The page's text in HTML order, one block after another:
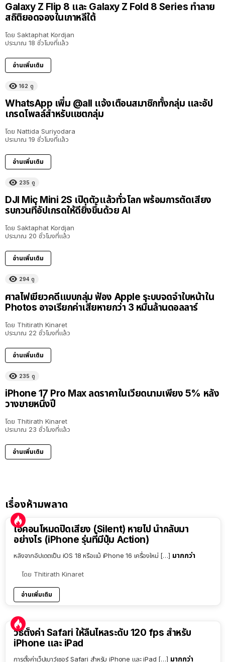
Galaxy Z Flip 8 และ Galaxy Z Fold 8 Series ทำลาย
สถิติยอดจองในเกาหลีใต้
โดย Saktaphat Kordjan
ประมาณ 18 ชั่วโมงที่แล้ว
อ่านเพิ่มเติม
162 ดู
WhatsApp เพิ่ม @all แจ้งเตือนสมาชิกทั้งกลุ่ม และอัป
เกรดโพลล์สำหรับแชตกลุ่ม
โดย Nattida Suriyodara
ประมาณ 19 ชั่วโมงที่แล้ว
อ่านเพิ่มเติม
235 ดู
DJI Mic Mini 2S เปิดตัวแล้วทั่วโลก พร้อมการตัดเสียง
รบกวนที่อัปเกรดให้ดียิ่งขึ้นด้วย AI
โดย Saktaphat Kordjan
ประมาณ 20 ชั่วโมงที่แล้ว
อ่านเพิ่มเติม
294 ดู
ศาลไฟเขียวคดีแบบกลุ่ม ฟ้อง Apple ระบบจดจำใบหน้าใน
Photos อาจเรียกค่าเสียหายกว่า 3 หมื่นล้านดอลลาร์
โดย Thitirath Kinaret
ประมาณ 22 ชั่วโมงที่แล้ว
อ่านเพิ่มเติม
235 ดู
iPhone 17 Pro Max ลดราคาในเวียดนามเพียง 5% หลัง
วางขายหนึ่งปี
โดย Thitirath Kinaret
ประมาณ 23 ชั่วโมงที่แล้ว
อ่านเพิ่มเติม
เรื่องห้ามพลาด
ไอคอนโหมดปิดเสียง (Silent) หายไป นำกลับมา
อย่างไร (iPhone รุ่นที่มีปุ่ม Action)
หลังจากอัปเดตเป็น iOS 18 หรือแม้ iPhone 16 เครื่องใหม่ […] มากกว่า
โดย Thitirath Kinaret
อ่านเพิ่มเติม
วิธีตั้งค่า Safari ให้ลื่นไหลระดับ 120 fps สำหรับ
iPhone และ iPad
การตั้งค่าเว็ปเบาว์เซอร์ Safari สำหรับ iPhone และ iPad […] มากกว่า